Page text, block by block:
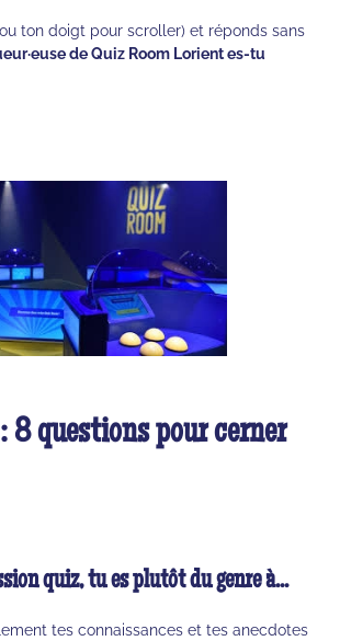
ton doigt pour scroller) et réponds sans
de Quiz Room Lorient es-tu
8 questions pour cerner
quiz, tu es plutôt du genre à...
tes connaissances et tes anecdotes